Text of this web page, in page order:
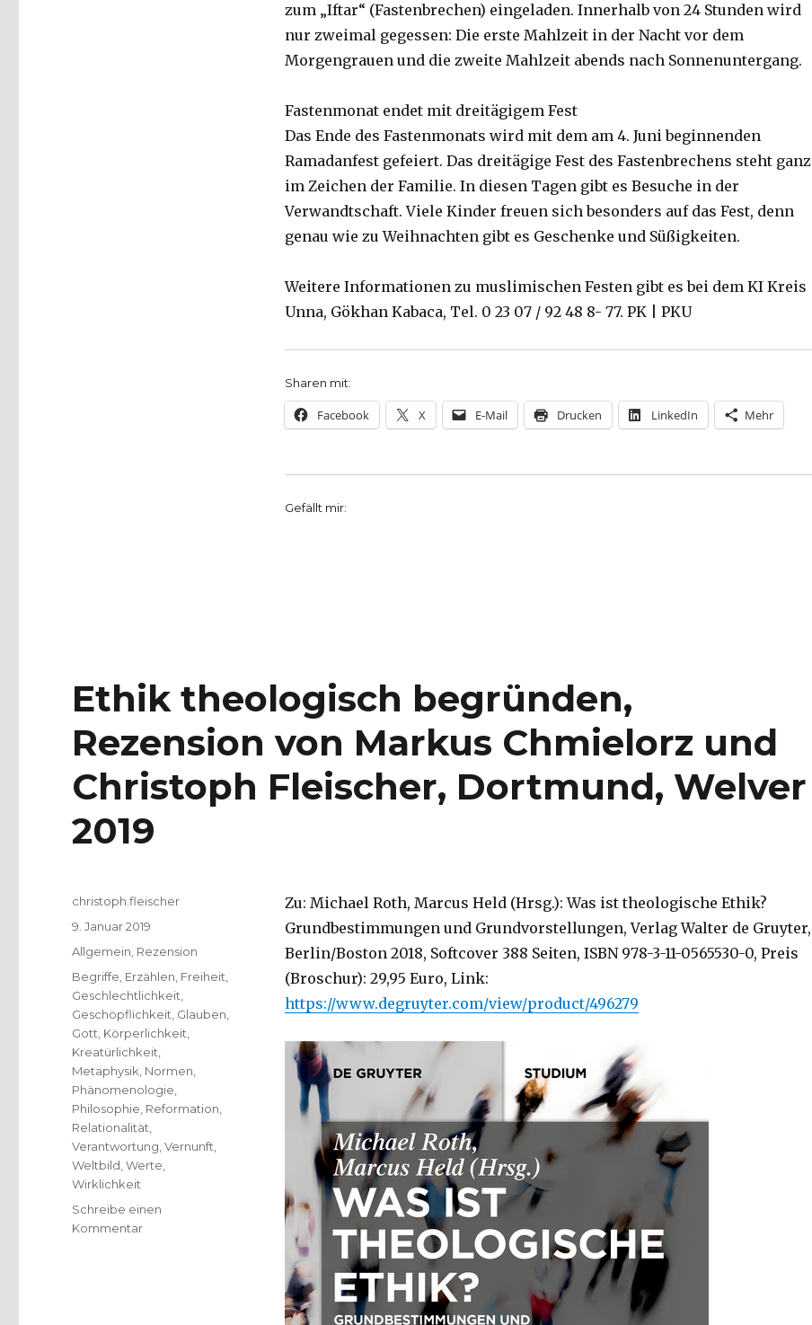
zum „Iftar“ (Fastenbrechen) eingeladen. Innerhalb von 24 Stunden wird
nur zweimal gegessen: Die erste Mahlzeit in der Nacht vor dem
Morgengrauen und die zweite Mahlzeit abends nach Sonnenuntergang.
Fastenmonat endet mit dreitägigem Fest
Das Ende des Fastenmonats wird mit dem am 4. Juni beginnenden
Ramadanfest gefeiert. Das dreitägige Fest des Fastenbrechens steht ganz
im Zeichen der Familie. In diesen Tagen gibt es Besuche in der
Verwandtschaft. Viele Kinder freuen sich besonders auf das Fest, denn
genau wie zu Weihnachten gibt es Geschenke und Süßigkeiten.
Weitere Informationen zu muslimischen Festen gibt es bei dem KI Kreis
Unna, Gökhan Kabaca, Tel. 0 23 07 / 92 48 8- 77. PK | PKU
Sharen mit:
Facebook X E-Mail Drucken LinkedIn Mehr
Gefällt mir:
Ethik theologisch begründen,
Rezension von Markus Chmielorz und
Christoph Fleischer, Dortmund, Welver
2019
Zu: Michael Roth, Marcus Held (Hrsg.): Was ist theologische Ethik?
Grundbestimmungen und Grundvorstellungen, Verlag Walter de Gruyter,
Berlin/Boston 2018, Softcover 388 Seiten, ISBN 978-3-11-0565530-0, Preis
(Broschur): 29,95 Euro, Link:
https://www.degruyter.com/view/product/496279
Autor
christoph.fleischer
Veröffentlicht
am
9. Januar 2019
Kategorien
Allgemein Rezension
Schlagwörter
Begriffe Erzählen Freiheit
Geschlechtlichkeit
Geschöpflichkeit Glauben
Gott Körperlichkeit
Kreatürlichkeit
Metaphysik Normen
Phänomenologie
Philosophie Reformation
Relationalität
Verantwortung ,Vernunft
Weltbild ,Werte
Wirklichkeit
Schreibe einen
Kommentarzu